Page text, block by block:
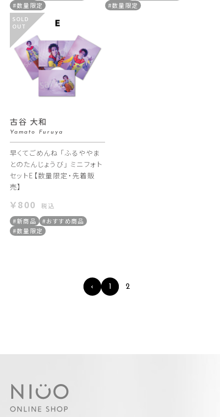
#数量限定
#数量限定
SOLD
OUT
古谷 大和
Yamato Furuya
早くてごめんね 「ふるややま
とのたんじょうび」 ミニフォト
セットE【数量限定・先着販
売】
￥800
税込
#新商品
#おすすめ商品
#数量限定
‹ 1 2